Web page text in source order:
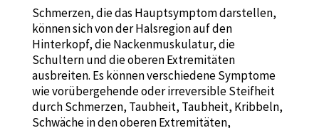
Schmerzen, die das Hauptsymptom darstellen,
können sich von der Halsregion auf den
Hinterkopf, die Nackenmuskulatur, die
Schultern und die oberen Extremitäten
ausbreiten. Es können verschiedene Symptome
wie vorübergehende oder irreversible Steifheit
durch Schmerzen, Taubheit, Taubheit, Kribbeln,
Schwäche in den oberen Extremitäten,